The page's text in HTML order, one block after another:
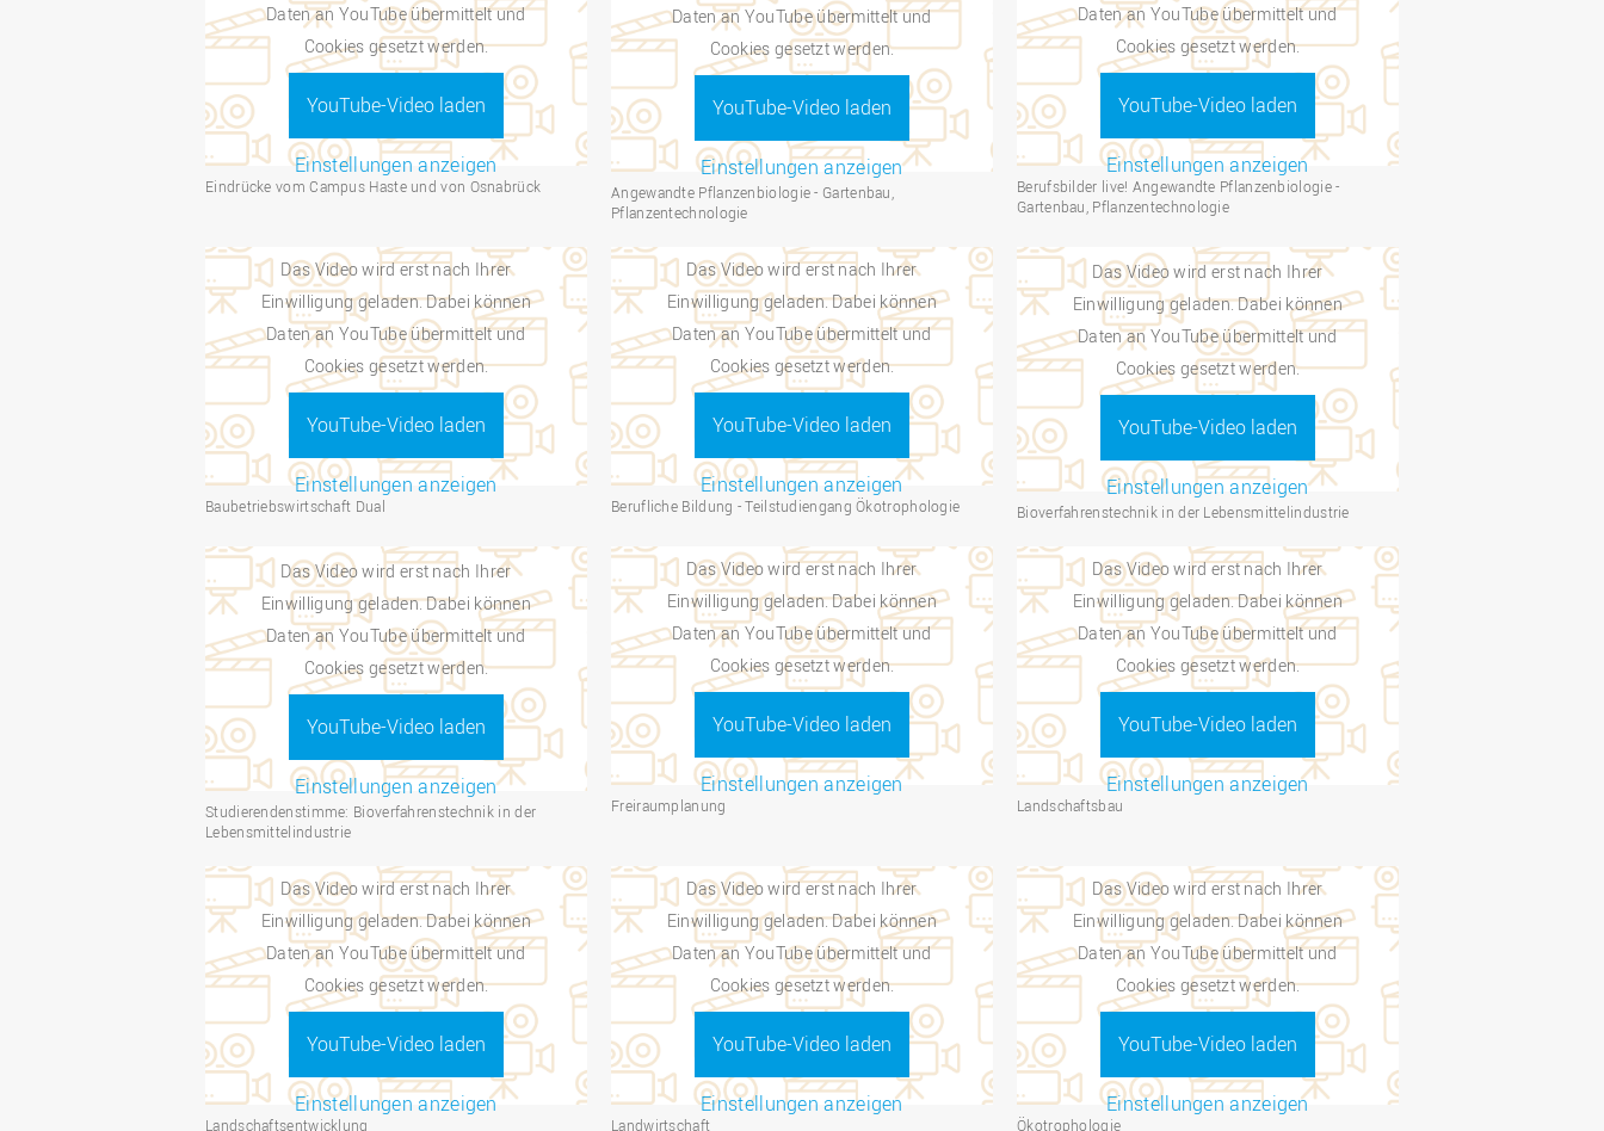
Daten an YouTube übermittelt und
Cookies gesetzt werden.
YouTube-Video laden
Einstellungen anzeigen
Eindrücke vom Campus Haste und von Osnabrück
Daten an YouTube übermittelt und
Cookies gesetzt werden.
YouTube-Video laden
Einstellungen anzeigen
Angewandte Pflanzenbiologie - Gartenbau,
Pflanzentechnologie
Daten an YouTube übermittelt und
Cookies gesetzt werden.
YouTube-Video laden
Einstellungen anzeigen
Berufsbilder live! Angewandte Pflanzenbiologie -
Gartenbau, Pflanzentechnologie
Das Video wird erst nach Ihrer
Einwilligung geladen. Dabei können
Daten an YouTube übermittelt und
Cookies gesetzt werden.
YouTube-Video laden
Einstellungen anzeigen
Baubetriebswirtschaft Dual
Das Video wird erst nach Ihrer
Einwilligung geladen. Dabei können
Daten an YouTube übermittelt und
Cookies gesetzt werden.
YouTube-Video laden
Einstellungen anzeigen
Berufliche Bildung - Teilstudiengang Ökotrophologie
Das Video wird erst nach Ihrer
Einwilligung geladen. Dabei können
Daten an YouTube übermittelt und
Cookies gesetzt werden.
YouTube-Video laden
Einstellungen anzeigen
Bioverfahrenstechnik in der Lebensmittelindustrie
Das Video wird erst nach Ihrer
Einwilligung geladen. Dabei können
Daten an YouTube übermittelt und
Cookies gesetzt werden.
YouTube-Video laden
Einstellungen anzeigen
Studierendenstimme: Bioverfahrenstechnik in der
Lebensmittelindustrie
Das Video wird erst nach Ihrer
Einwilligung geladen. Dabei können
Daten an YouTube übermittelt und
Cookies gesetzt werden.
YouTube-Video laden
Einstellungen anzeigen
Freiraumplanung
Das Video wird erst nach Ihrer
Einwilligung geladen. Dabei können
Daten an YouTube übermittelt und
Cookies gesetzt werden.
YouTube-Video laden
Einstellungen anzeigen
Landschaftsbau
Das Video wird erst nach Ihrer
Einwilligung geladen. Dabei können
Daten an YouTube übermittelt und
Cookies gesetzt werden.
YouTube-Video laden
Einstellungen anzeigen
Landschaftsentwicklung
Das Video wird erst nach Ihrer
Einwilligung geladen. Dabei können
Daten an YouTube übermittelt und
Cookies gesetzt werden.
YouTube-Video laden
Einstellungen anzeigen
Landwirtschaft
Das Video wird erst nach Ihrer
Einwilligung geladen. Dabei können
Daten an YouTube übermittelt und
Cookies gesetzt werden.
YouTube-Video laden
Einstellungen anzeigen
Ökotrophologie